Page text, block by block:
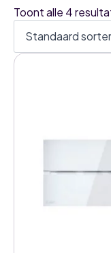
Toont alle 4